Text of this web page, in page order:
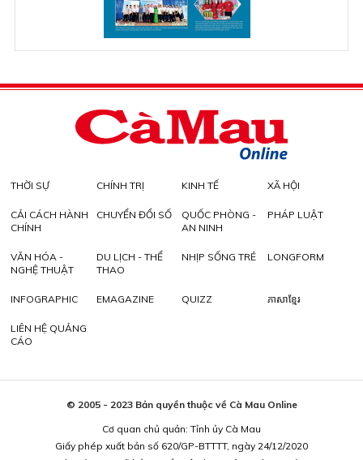
THỜI SỰ CHÍNH TRỊ KINH TẾ XÃ HỘI
CẢI CÁCH HÀNH
CHÍNH
CHUYỂN ĐỔI SỐ
QUỐC PHÒNG -
AN NINH
PHÁP LUẬT
VĂN HÓA -
NGHỆ THUẬT
DU LỊCH - THỂ
THAO
NHỊP SỐNG TRẺ LONGFORM
INFOGRAPHIC EMAGAZINE QUIZZ ភាសាខ្មែរ
LIÊN HỆ QUẢNG
CÁO
© 2005 - 2023 Bản quyền thuộc về Cà Mau Online
Cơ quan chủ quản: Tỉnh ủy Cà Mau
Giấy phép xuất bản số 620/GP-BTTTT, ngày 24/12/2020